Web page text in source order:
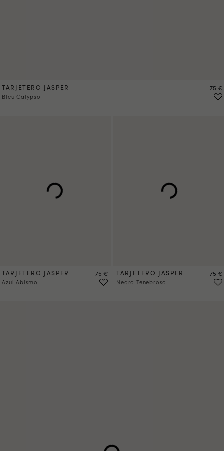
TARJETERO JASPER
Bleu Calypso
75 €
TARJETERO JASPER
Azul Abismo
Precio
75 € TARJETERO JASPER
Negro Tenebroso
75 €